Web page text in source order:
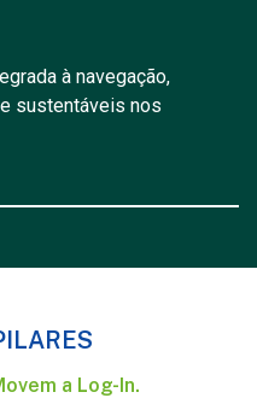
à navegação,
sustentáveis nos
a Log-In.